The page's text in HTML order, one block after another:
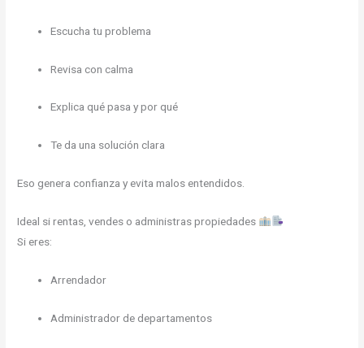
Escucha tu problema
Revisa con calma
Explica qué pasa y por qué
Te da una solución clara
Eso genera confianza y evita malos entendidos.
Ideal si rentas, vendes o administras propiedades
Si eres:
Arrendador
Administrador de departamentos